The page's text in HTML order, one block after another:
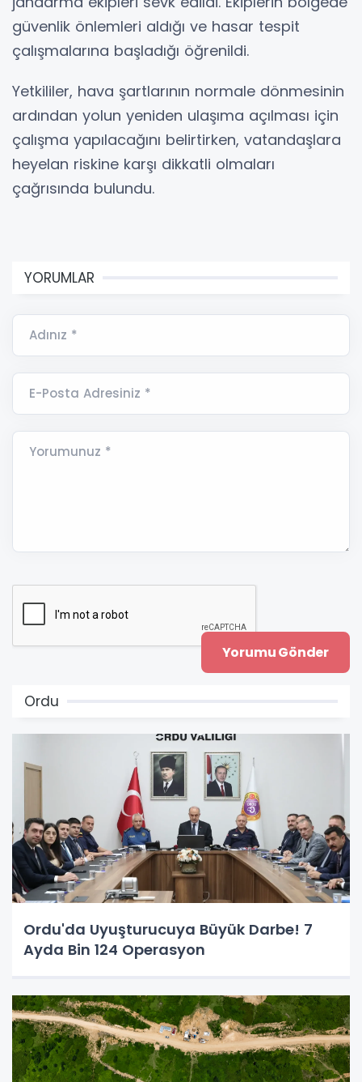
güvenlik önlemleri aldığı ve hasar tespit
çalışmalarına başladığı öğrenildi.
Yetkililer, hava şartlarının normale dönmesinin
ardından yolun yeniden ulaşıma açılması için
çalışma yapılacağını belirtirken, vatandaşlara
heyelan riskine karşı dikkatli olmaları
çağrısında bulundu.
YORUMLAR
Adınız *
E-Posta Adresiniz *
Yorumunuz *
Ordu
Ordu'da Uyuşturucuya Büyük Darbe! 7
Ayda Bin 124 Operasyon